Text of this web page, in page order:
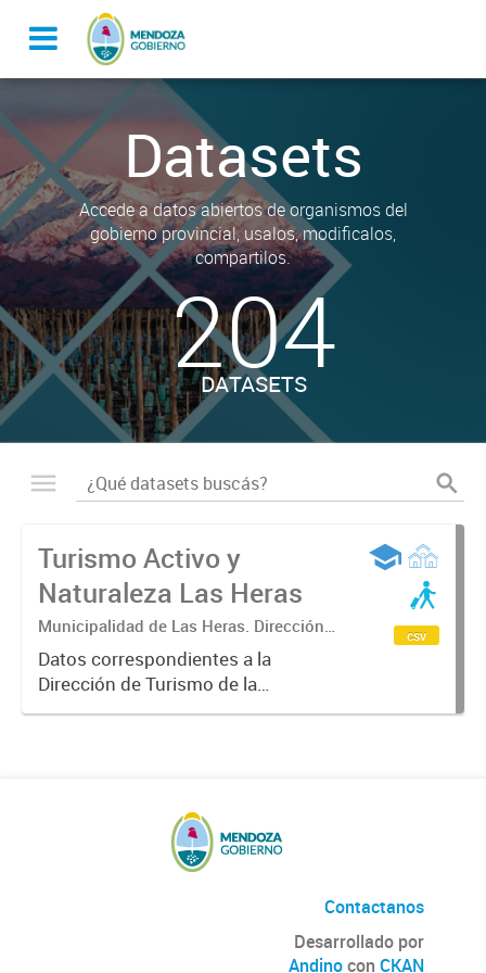
Datasets
Accede a datos abiertos de organismos del
gobierno provincial, usalos, modificalos,
compartilos.
204
DATASETS
Turismo Activo y
Naturaleza Las Heras
Municipalidad de Las Heras. Dirección
de Turismo
Datos correspondientes a la
Dirección de Turismo de la
Municipalidad de Las Heras sobre
csv
Contactanos
Desarrollado por
Andinocon CKAN